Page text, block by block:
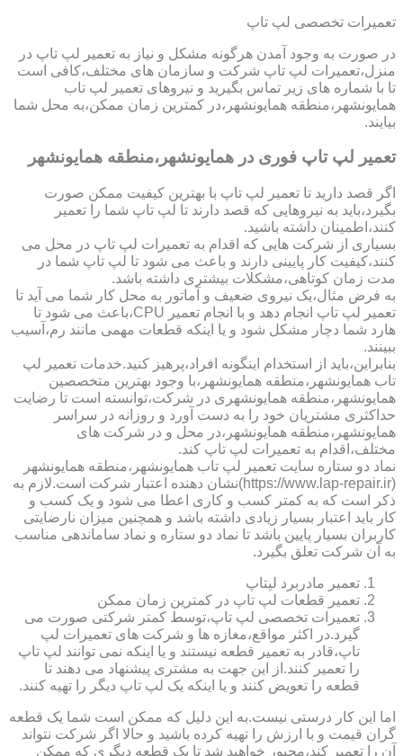
تعمیرات تخصصی لپ تاپ
در صورت به وجود آمدن هرگونه مشکل و نیاز به تعمیر لپ تاپ در
منزل،تعمیرات لپ تاپ شرکت و سازمان های مختلف،کافی است
تا با شماره های زیر تماس بگیرید و نیروهای تعمیر لپ تاب
همایونشهر،منطقه همایونشهر،در کمترین زمان ممکن،به محل شما
بیایند.
تعمیر لپ تاپ فوری در همایونشهر،منطقه همایونشهر
اگر قصد دارید تا تعمیر لپ تاپ با بهترین کیفیت ممکن صورت
بگیرد،باید به نیروهایی که قصد دارند تا لپ تاپ شما را تعمیر
کنند،اطمینان داشته باشید.
بسیاری از شرکت هایی که اقدام به تعمیرات لپ تاپ در محل می
کنند،کیفیت کار پایینی دارند و باعث می شود تا لپ تاپ شما در
مدت زمان کوتاهی،مشکلات بیشتری داشته باشد.
به فرض مثال،یک نیروی ضعیف و آماتور به محل کار شما می آید تا
تعمیر لپ تاپ انجام دهد و با انجام تعمیر CPU،باعث می شود تا
هارد شما دچار مشکل شود و یا اینکه قطعات مهمی مانند رم،آسیب
ببینند.
بنابراین،باید از استخدام اینگونه افراد،پرهیز کنید.خدمات تعمیر لپ
تاب همایونشهر،منطقه همایونشهر،با وجود بهترین متخصصین
همایونشهر،منطقه همایونشهری در شرکت،توانسته است تا رضایت
حداکثری مشتریان خود را به دست آورد و روزانه در سراسر
همایونشهر،منطقه همایونشهر،در محل و در شرکت های
مختلف،اقدام به تعمیرات لپ تاپ کند.
نماد دو ستاره سایت تعمیر لپ تاب همایونشهر،منطقه همایونشهر
(https://www.lap-repair.ir)نشان دهنده اعتبار شرکت است.لازم به
ذکر است که به کمتر کسب و کاری اعطا می شود و یک کسب و
کار باید اعتبار بسیار زیادی داشته باشد و همچنین میزان نارضایتی
کاربران بسیار پایین باشد تا نماد دو ستاره و نماد ساماندهی مناسب
به آن شرکت تعلق بگیرد.
تعمیر مادربرد لپتاپ
تعمیر قطعات لپ تاپ در کمترین زمان ممکن
تعمیرات تخصصی لپ تاپ،توسط کمتر شرکتی صورت می
گیرد.در اکثر مواقع،مغازه ها و شرکت های تعمیرات لپ
تاپ،قادر به تعمیر قطعه نیستند و یا اینکه نمی توانند لپ تاپ
را تعمیر کنند.از این جهت به مشتری پیشنهاد می دهند تا
قطعه را تعویض کنند و یا اینکه یک لپ تاپ دیگر را تهیه کنند.
اما این کار درستی نیست.به این دلیل که ممکن است شما یک قطعه
گران قیمت و با ارزش را تهیه کرده باشید و حالا اگر شرکت نتواند
آن را تعمیر کند،مجبور خواهید شد تا یک قطعه دیگری که ممکن